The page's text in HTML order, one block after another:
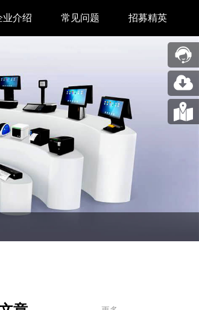
业介绍
关于我们
图片展示
合作伙伴
印人文
公司动态
常见问题 招募精英